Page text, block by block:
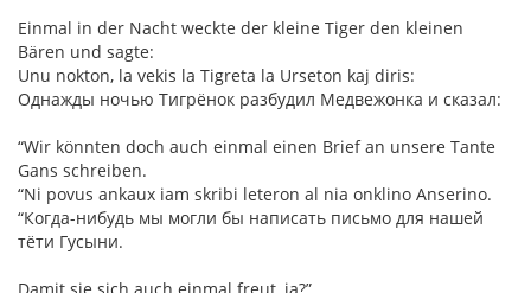
Einmal in der Nacht weckte der kleine Tiger den kleinen
Bären und sagte:
Unu nokton, la vekis la Tigreta la Urseton kaj diris:
Однажды ночью Тигрёнок разбудил Медвежонка и сказал:
“Wir könnten doch auch einmal einen Brief an unsere Tante
Gans schreiben.
“Ni povus ankaux iam skribi leteron al nia onklino Anserino.
“Когда-нибудь мы могли бы написать письмо для нашей
тёти Гусыни.